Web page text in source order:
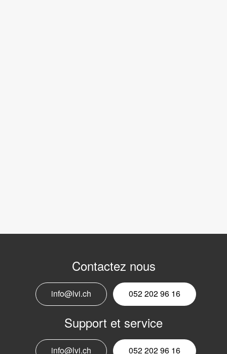
Contactez nous
info@lvi.ch 052 202 96 16
Support et service
info@lvi.ch 052 202 96 16